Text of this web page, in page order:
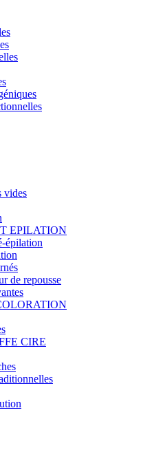
vides
EPILATION
épilation
de repousse
CIRE